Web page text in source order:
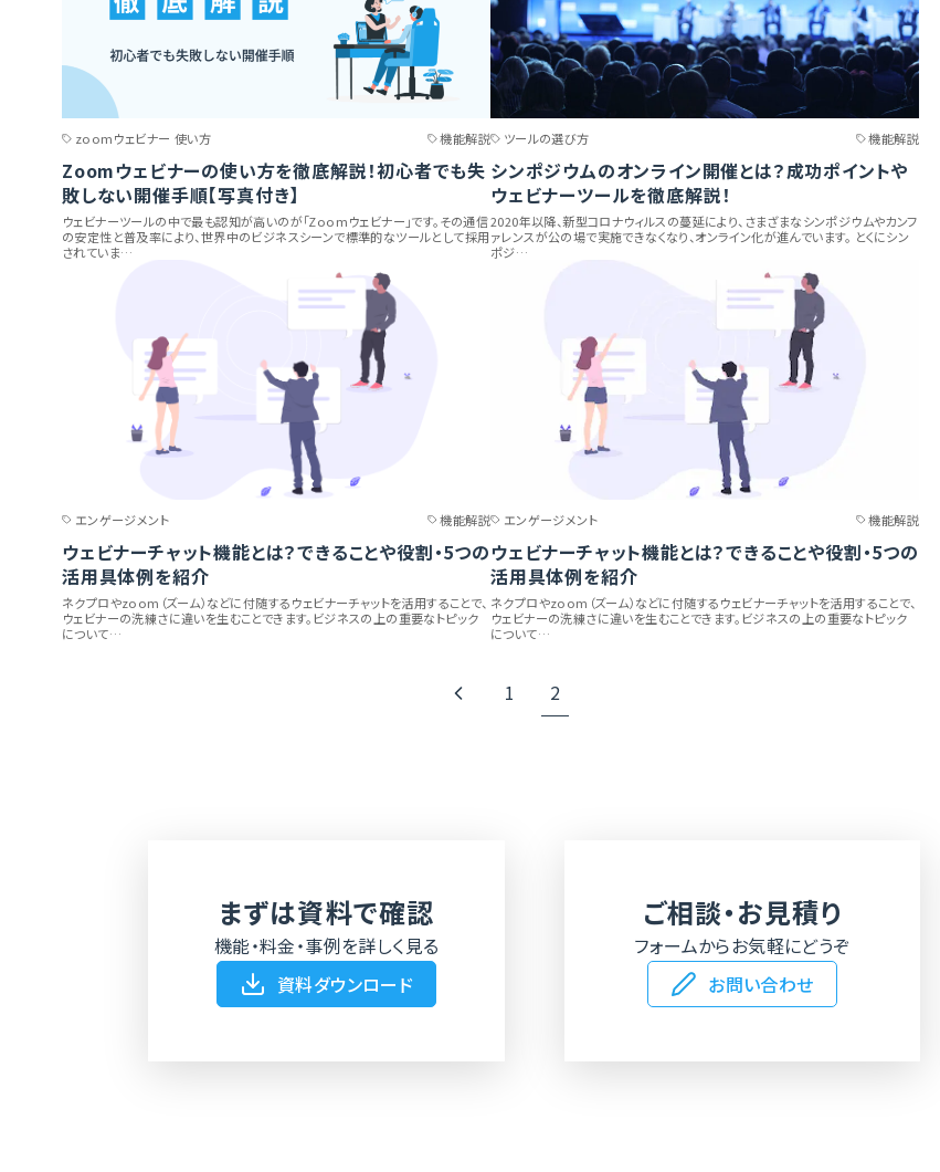
zoomウェビナー 使い方 機能解説
Zoomウェビナーの使い方を徹底解説！初心者でも失
敗しない開催手順【写真付き】
ウェビナーツールの中で最も認知が高いのが「Zoomウェビナー」です。その通信
の安定性と普及率により、世界中のビジネスシーンで標準的なツールとして採用
されていま…
ツールの選び方 機能解説
シンポジウムのオンライン開催とは？成功ポイントや
ウェビナーツールを徹底解説！
2020年以降、新型コロナウィルスの蔓延により、さまざまなシンポジウムやカンフ
ァレンスが公の場で実施できなくなり、オンライン化が進んでいます。 とくにシン
ポジ…
エンゲージメント 機能解説
ウェビナーチャット機能とは？できることや役割・5つの
活用具体例を紹介
ネクプロやzoom（ズーム）などに付随するウェビナーチャットを活用することで、
ウェビナーの洗練さに違いを生むことできます。ビジネスの上の重要なトピック
について…
エンゲージメント 機能解説
ウェビナーチャット機能とは？できることや役割・5つの
活用具体例を紹介
ネクプロやzoom（ズーム）などに付随するウェビナーチャットを活用することで、
ウェビナーの洗練さに違いを生むことできます。ビジネスの上の重要なトピック
について…
1 2
まずは資料で確認
機能・料金・事例を詳しく見る
資料ダウンロード
ご相談・お見積り
フォームからお気軽にどうぞ
お問い合わせ